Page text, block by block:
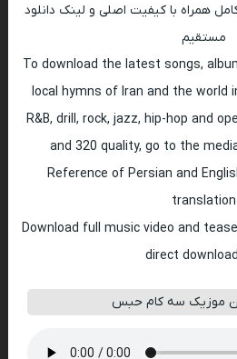
همراه با کیفیت اصلی و لینک دانلود
مستقیم
To download the latest songs,
local hymns of Iran and the world
R&B, drill, rock, jazz, hip-hop and
and 320 quality, go to the
Reference of Persian and
translation
Download full music video and
direct
موزیک سه کام حبس